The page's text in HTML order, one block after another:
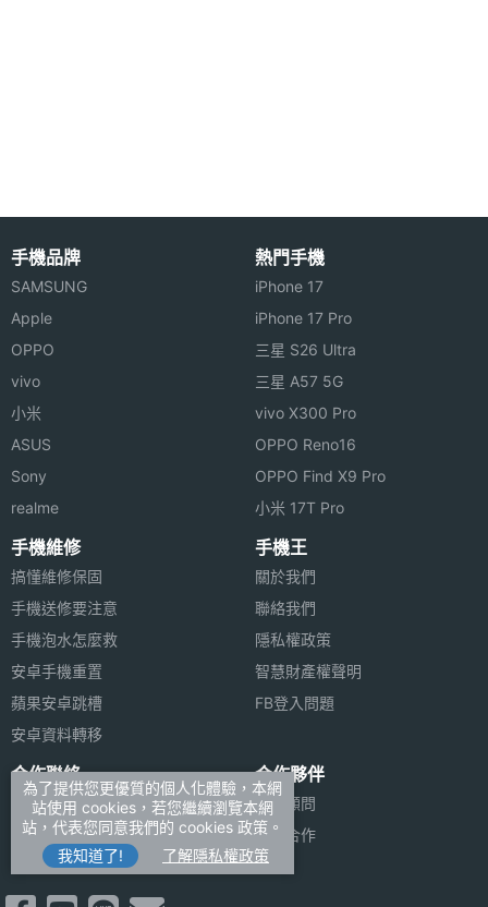
相機畫
素
相機感
光元件
第二主
相機光
第三主
相機畫
素
第三主
相機感
光元件
第三主
圈F
前相機
畫素
3200 萬畫素
手機品牌
SAMSUNG
Apple
OPPO
vivo
小米
ASUS
Sony
realme
熱門手機
iPhone 17
iPhone 17 Pro
三星 S26 Ultra
三星 A57 5G
vivo X300 Pro
OPPO Reno16
OPPO Find X9 Pro
小米 17T Pro
手機維修
搞懂維修保固
手機送修要注意
手機泡水怎麼救
安卓手機重置
蘋果安卓跳槽
安卓資料轉移
手機王
關於我們
聯絡我們
隱私權政策
智慧財產權聲明
FB登入問題
合作聯絡
廣告刊登
加入商店報價
新聞聯絡
合作夥伴
法律顧問
媒體合作
為了提供您更優質的個人化體驗，本網
站使用 cookies，若您繼續瀏覽本網
站，代表您同意我們的 cookies 政策。
我知道了!
了解隱私權政策